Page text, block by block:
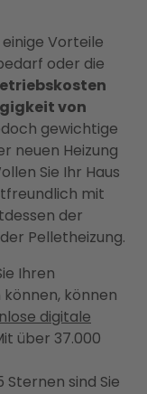
Vorteile
oder die
von
gewichtige
neuen Heizung
Sie Ihr Haus
mit
der
Pelletheizung.
Ihren
können
digitale
über 37.000
sind Sie